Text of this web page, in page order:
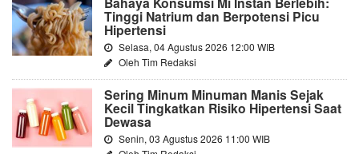
Tinggi Natrium dan Berpotensi Picu
Hipertensi
Selasa, 04 Agustus 2026 12:00 WIB
Oleh Tim Redaksi
Sering Minum Minuman Manis Sejak
Kecil Tingkatkan Risiko Hipertensi Saat
Dewasa
Senin, 03 Agustus 2026 11:00 WIB